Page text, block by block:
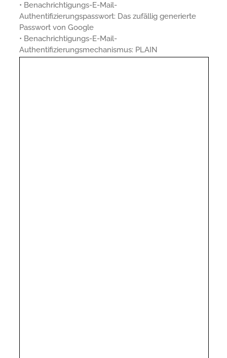
• Benachrichtigungs-E-Mail-
Authentifizierungspasswort: Das zufällig generierte
Passwort von Google
• Benachrichtigungs-E-Mail-
Authentifizierungsmechanismus: PLAIN